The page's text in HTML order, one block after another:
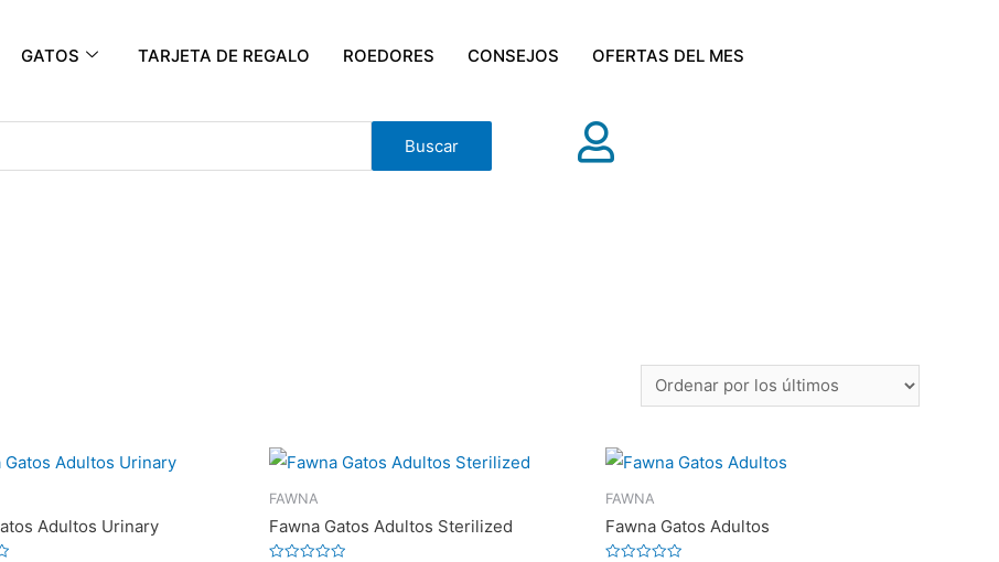
GATOS TARJETA DE REGALO ROEDORES CONSEJOS OFERTAS DEL MES
Buscar
Adultos Urinary
FAWNA
Fawna Gatos Adultos Sterilized
FAWNA
Fawna Gatos Adultos